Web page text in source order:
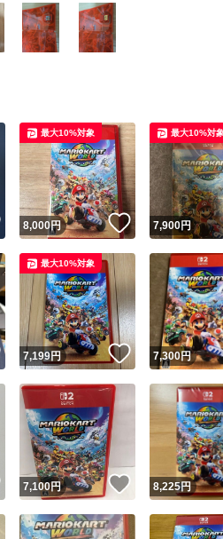
いいね！
8,000円 いいね！
最大10%対象
7,900円
最大10%対象
いいね！
7,199円 いいね！
最大10%対象
7,300円
いいね！
7,100円 いいね！
8,225円